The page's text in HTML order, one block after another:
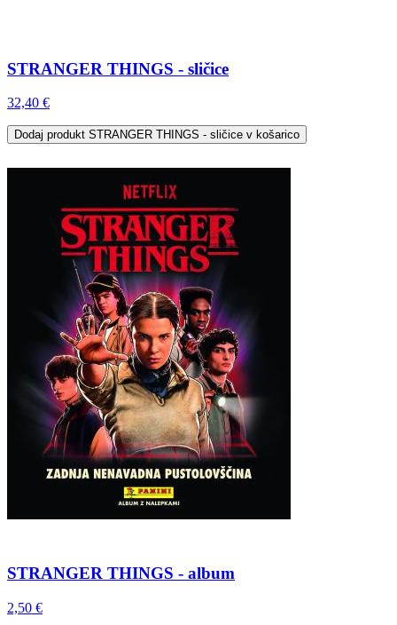
STRANGER THINGS - sličice
32,40 €
Dodaj produkt STRANGER THINGS - sličice v košarico
STRANGER THINGS - album
2,50 €